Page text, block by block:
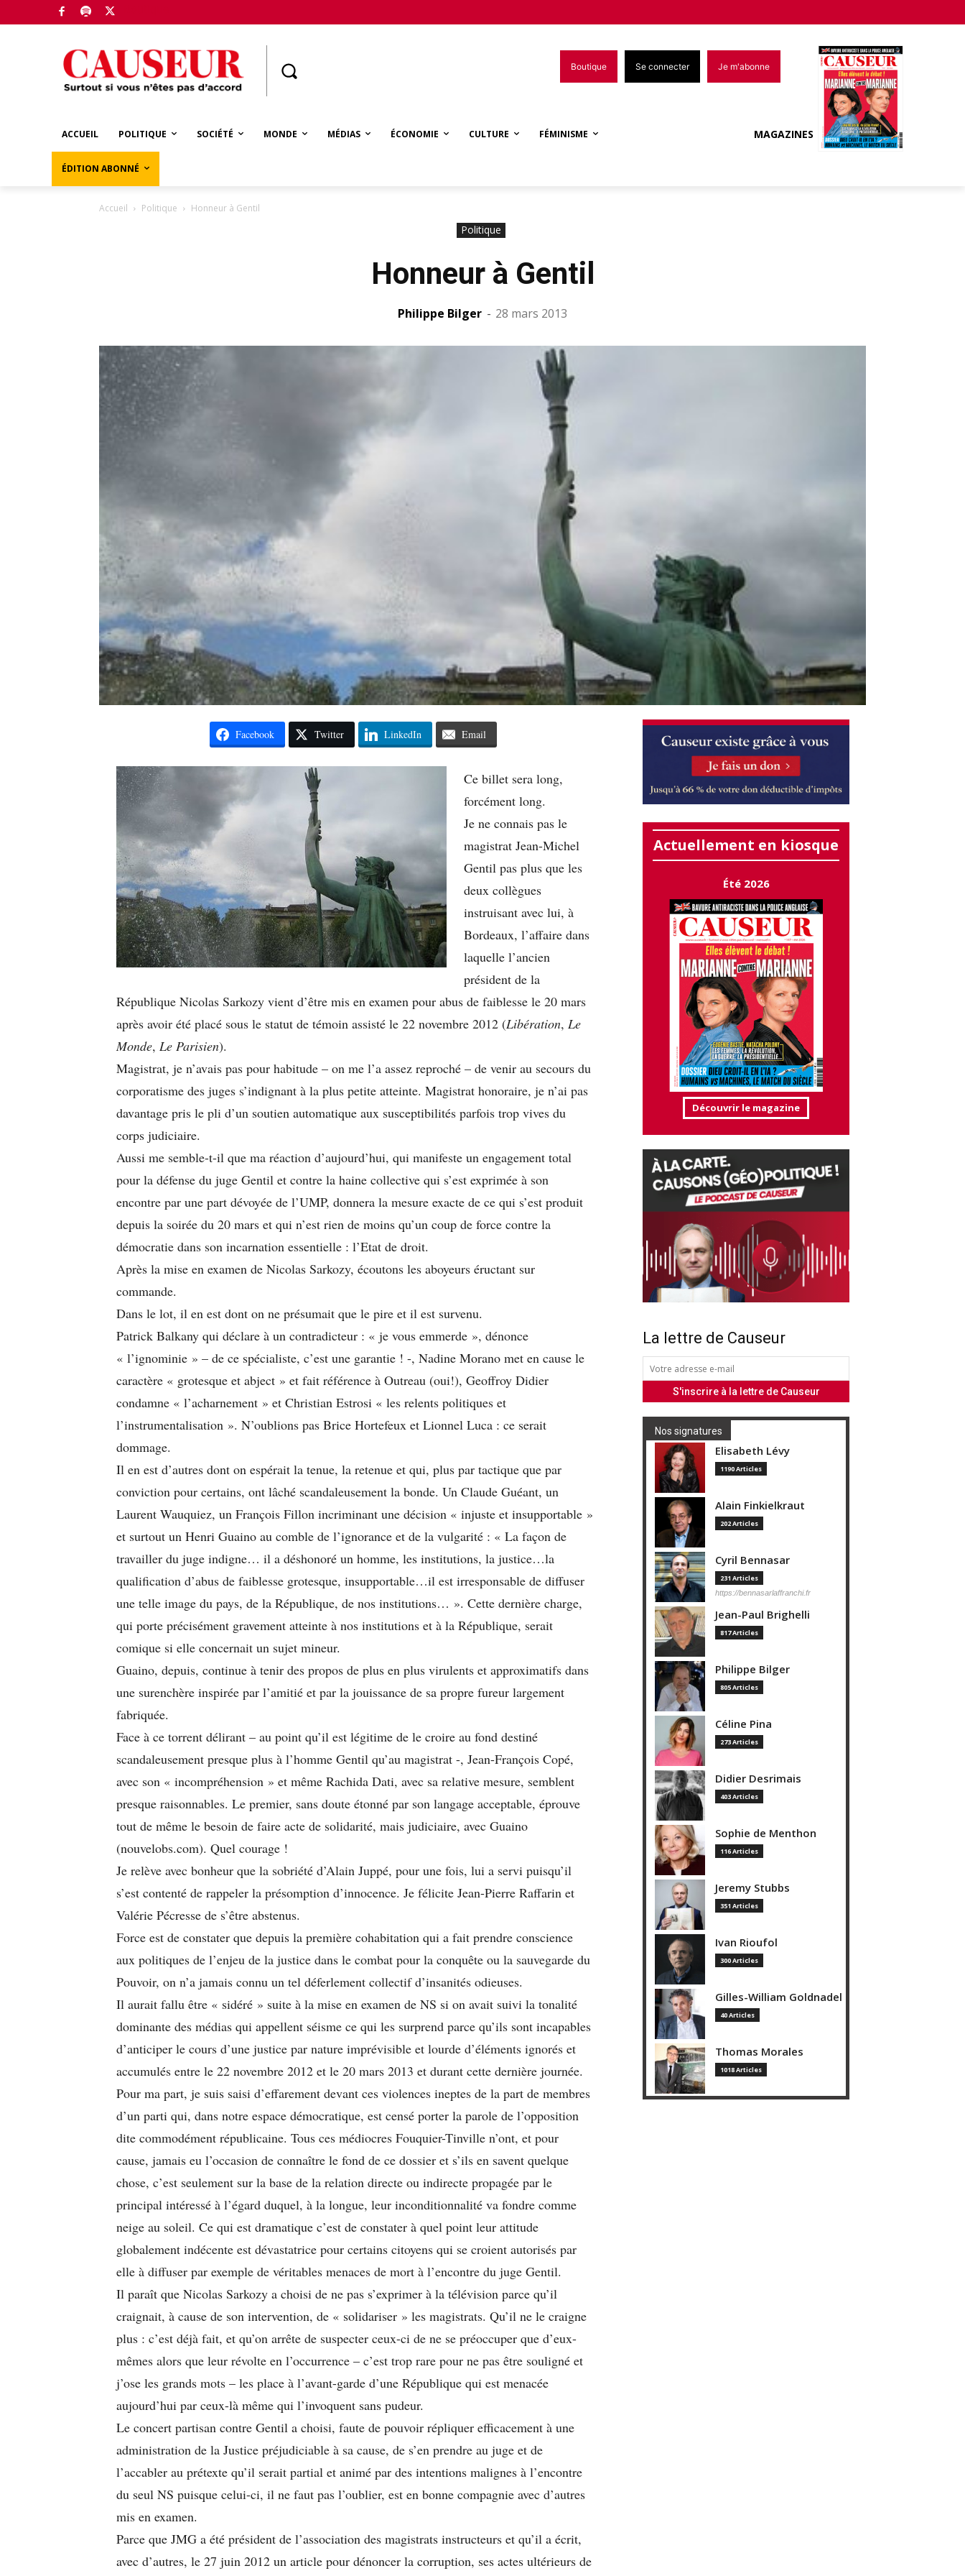
Boutique Se connecter Je m'abonne
ACCUEIL POLITIQUE SOCIÉTÉ MONDE MÉDIAS ÉCONOMIE CULTURE FÉMINISME
ÉDITION ABONNÉ
MAGAZINES
Accueil Politique Honneur à Gentil
Politique
Honneur à Gentil
Philippe Bilger - 28 mars 2013
Facebook Twitter LinkedIn Email
Ce billet sera long,
forcément long.
Je ne connais pas le
magistrat Jean-Michel
Gentil pas plus que les
deux collègues
instruisant avec lui, à
Bordeaux, l’affaire dans
laquelle l’ancien
président de la
République Nicolas Sarkozy vient d’être mis en examen pour abus de faiblesse le 20 mars
après avoir été placé sous le statut de témoin assisté le 22 novembre 2012 (Libération, Le
Monde, Le Parisien).
Magistrat, je n’avais pas pour habitude – on me l’a assez reproché – de venir au secours du
corporatisme des juges s’indignant à la plus petite atteinte. Magistrat honoraire, je n’ai pas
davantage pris le pli d’un soutien automatique aux susceptibilités parfois trop vives du
corps judiciaire.
Aussi me semble-t-il que ma réaction d’aujourd’hui, qui manifeste un engagement total
pour la défense du juge Gentil et contre la haine collective qui s’est exprimée à son
encontre par une part dévoyée de l’UMP, donnera la mesure exacte de ce qui s’est produit
depuis la soirée du 20 mars et qui n’est rien de moins qu’un coup de force contre la
démocratie dans son incarnation essentielle : l’Etat de droit.
Après la mise en examen de Nicolas Sarkozy, écoutons les aboyeurs éructant sur
commande.
Dans le lot, il en est dont on ne présumait que le pire et il est survenu.
Patrick Balkany qui déclare à un contradicteur : « je vous emmerde », dénonce
« l’ignominie » – de ce spécialiste, c’est une garantie ! -, Nadine Morano met en cause le
caractère « grotesque et abject » et fait référence à Outreau (oui!), Geoffroy Didier
condamne « l’acharnement » et Christian Estrosi « les relents politiques et
l’instrumentalisation ». N’oublions pas Brice Hortefeux et Lionnel Luca : ce serait
dommage.
Il en est d’autres dont on espérait la tenue, la retenue et qui, plus par tactique que par
conviction pour certains, ont lâché scandaleusement la bonde. Un Claude Guéant, un
Laurent Wauquiez, un François Fillon incriminant une décision « injuste et insupportable »
et surtout un Henri Guaino au comble de l’ignorance et de la vulgarité : « La façon de
travailler du juge indigne… il a déshonoré un homme, les institutions, la justice…la
qualification d’abus de faiblesse grotesque, insupportable…il est irresponsable de diffuser
une telle image du pays, de la République, de nos institutions… ». Cette dernière charge,
qui porte précisément gravement atteinte à nos institutions et à la République, serait
comique si elle concernait un sujet mineur.
Guaino, depuis, continue à tenir des propos de plus en plus virulents et approximatifs dans
une surenchère inspirée par l’amitié et par la jouissance de sa propre fureur largement
fabriquée.
Face à ce torrent délirant – au point qu’il est légitime de le croire au fond destiné
scandaleusement presque plus à l’homme Gentil qu’au magistrat -, Jean-François Copé,
avec son « incompréhension » et même Rachida Dati, avec sa relative mesure, semblent
presque raisonnables. Le premier, sans doute étonné par son langage acceptable, éprouve
tout de même le besoin de faire acte de solidarité, mais judiciaire, avec Guaino
(nouvelobs.com). Quel courage !
Je relève avec bonheur que la sobriété d’Alain Juppé, pour une fois, lui a servi puisqu’il
s’est contenté de rappeler la présomption d’innocence. Je félicite Jean-Pierre Raffarin et
Valérie Pécresse de s’être abstenus.
Force est de constater que depuis la première cohabitation qui a fait prendre conscience
aux politiques de l’enjeu de la justice dans le combat pour la conquête ou la sauvegarde du
Pouvoir, on n’a jamais connu un tel déferlement collectif d’insanités odieuses.
Il aurait fallu être « sidéré » suite à la mise en examen de NS si on avait suivi la tonalité
dominante des médias qui appellent séisme ce qui les surprend parce qu’ils sont incapables
d’anticiper le cours d’une justice par nature imprévisible et lourde d’éléments ignorés et
accumulés entre le 22 novembre 2012 et le 20 mars 2013 et durant cette dernière journée.
Pour ma part, je suis saisi d’effarement devant ces violences ineptes de la part de membres
d’un parti qui, dans notre espace démocratique, est censé porter la parole de l’opposition
dite commodément républicaine. Tous ces médiocres Fouquier-Tinville n’ont, et pour
cause, jamais eu l’occasion de connaître le fond de ce dossier et s’ils en savent quelque
chose, c’est seulement sur la base de la relation directe ou indirecte propagée par le
principal intéressé à l’égard duquel, à la longue, leur inconditionnalité va fondre comme
neige au soleil. Ce qui est dramatique c’est de constater à quel point leur attitude
globalement indécente est dévastatrice pour certains citoyens qui se croient autorisés par
elle à diffuser par exemple de véritables menaces de mort à l’encontre du juge Gentil.
Il paraît que Nicolas Sarkozy a choisi de ne pas s’exprimer à la télévision parce qu’il
craignait, à cause de son intervention, de « solidariser » les magistrats. Qu’il ne le craigne
plus : c’est déjà fait, et qu’on arrête de suspecter ceux-ci de ne se préoccuper que d’eux-
mêmes alors que leur révolte en l’occurrence – c’est trop rare pour ne pas être souligné et
j’ose les grands mots – les place à l’avant-garde d’une République qui est menacée
aujourd’hui par ceux-là même qui l’invoquent sans pudeur.
Le concert partisan contre Gentil a choisi, faute de pouvoir répliquer efficacement à une
administration de la Justice préjudiciable à sa cause, de s’en prendre au juge et de
l’accabler au prétexte qu’il serait partial et animé par des intentions malignes à l’encontre
du seul NS puisque celui-ci, il ne faut pas l’oublier, est en bonne compagnie avec d’autres
mis en examen.
Parce que JMG a été président de l’association des magistrats instructeurs et qu’il a écrit,
avec d’autres, le 27 juin 2012 un article pour dénoncer la corruption, ses actes ultérieurs de
Actuellement en kiosque
Été 2026
Découvrir le magazine
La lettre de Causeur
Nos signatures
Elisabeth Lévy
1190 Articles
Alain Finkielkraut
202 Articles
Cyril Bennasar
231 Articles
https://bennasarlaffranchi.fr
Jean-Paul Brighelli
817 Articles
Philippe Bilger
805 Articles
Céline Pina
273 Articles
Didier Desrimais
403 Articles
Sophie de Menthon
116 Articles
Jeremy Stubbs
351 Articles
Ivan Rioufol
300 Articles
Gilles-William Goldnadel
40 Articles
Thomas Morales
1018 Articles